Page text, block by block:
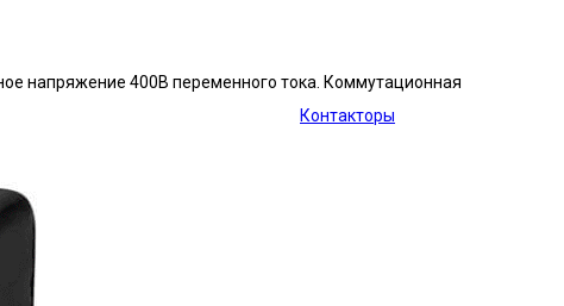
Контакторы
напряжение 400В переменного тока. Коммутационная